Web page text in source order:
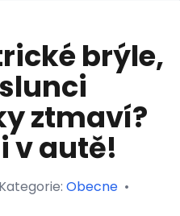
brýle,
ztmaví?
v autě!
Kategorie: Obecne •